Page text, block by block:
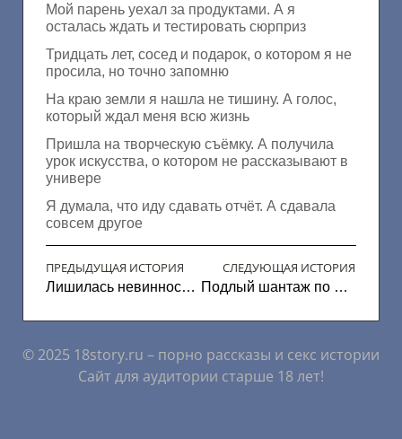
Мой парень уехал за продуктами. А я
осталась ждать и тестировать сюрприз
Тридцать лет, сосед и подарок, о котором я не
просила, но точно запомню
На краю земли я нашла не тишину. А голос,
который ждал меня всю жизнь
Пришла на творческую съёмку. А получила
урок искусства, о котором не рассказывают в
универе
Я думала, что иду сдавать отчёт. А сдавала
совсем другое
ПРЕДЫДУЩАЯ ИСТОРИЯ
Лишилась невинности с братиком
СЛЕДУЮЩАЯ ИСТОРИЯ
Подлый шантаж по вебке
© 2025 18story.ru – порно рассказы и секс истории
Сайт для аудитории старше 18 лет!